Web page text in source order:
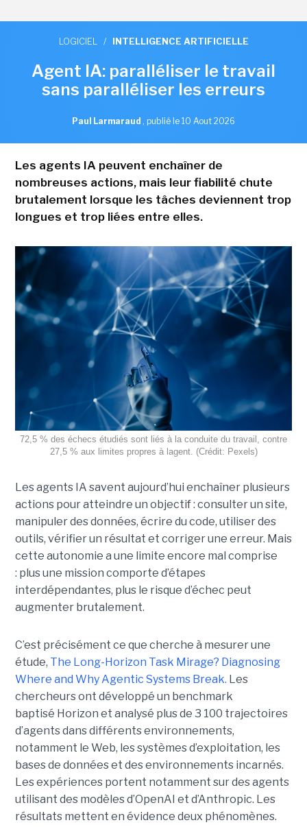
LOGICIEL / INTELLIGENCE ARTIFICIELLE
Agent IA: paralléliser le travail
sans paralléliser les erreurs
Paul Larmaraud , publié le 10 Aout 2026
Les agents IA peuvent enchaîner de
nombreuses actions, mais leur fiabilité chute
brutalement lorsque les tâches deviennent trop
longues et trop liées entre elles.
72,5 % des échecs étudiés sont liés à la conduite du travail, contre
27,5 % aux limites propres à lagent. (Crédit: Pexels)
Les agents IA savent aujourd’hui enchaîner plusieurs
actions pour atteindre un objectif : consulter un site,
manipuler des données, écrire du code, utiliser des
outils, vérifier un résultat et corriger une erreur. Mais
cette autonomie a une limite encore mal comprise
: plus une mission comporte d’étapes
interdépendantes, plus le risque d’échec peut
augmenter brutalement.
C’est précisément ce que cherche à mesurer une
étude, The Long-Horizon Task Mirage? Diagnosing
Where and Why Agentic Systems Break. Les
chercheurs ont développé un benchmark
baptisé Horizon et analysé plus de 3 100 trajectoires
d’agents dans différents environnements,
notamment le Web, les systèmes d’exploitation, les
bases de données et des environnements incarnés.
Les expériences portent notamment sur des agents
utilisant des modèles d’OpenAI et d’Anthropic. Les
résultats mettent en évidence deux phénomènes.